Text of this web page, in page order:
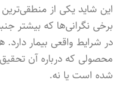
این شاید یکی از
برخی نگرانی‌ها که بیشتر
در شرایط واقعی بیمار
محصولی که درباره آن
شده است یا نه.